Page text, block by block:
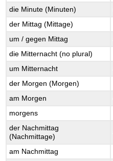
die Minute (Minuten)
der Mittag (Mittage)
um / gegen Mittag
die Mitternacht (no plural)
um Mitternacht
der Morgen (Morgen)
am Morgen
morgens
der Nachmittag
(Nachmittage)
am Nachmittag